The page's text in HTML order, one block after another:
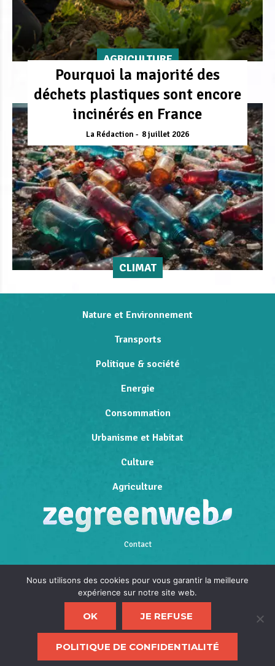
AGRICULTURE
Pourquoi la majorité des
déchets plastiques sont encore
incinérés en France
La Rédaction 8 juillet 2026
CLIMAT
Nature et Environnement
Transports
Politique & société
Energie
Consommation
Urbanisme et Habitat
Culture
Agriculture
Contact
Mentions légales
Politique de confidentialité
Nous utilisons des cookies pour vous garantir la meilleure
expérience sur notre site web.
OK JE REFUSE
POLITIQUE DE CONFIDENTIALITÉ